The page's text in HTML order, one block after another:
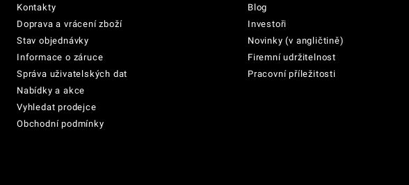
Kontakty
Doprava a vrácení zboží
Stav objednávky
Informace o záruce
Správa uživatelských dat
Nabídky a akce
Vyhledat prodejce
Obchodní podmínky
Blog
Investoři
Novinky (v angličtině)
Firemní udržitelnost
Pracovní příležitosti